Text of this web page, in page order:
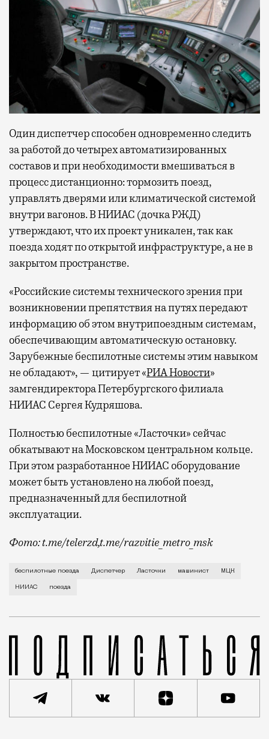
Современный путешественник часто берет
с собой не только чемодан, но и ноутбук.
А ожидание рейса все чаще превращается
не в потерянное время, а в возможность
спокойно закончить дела или спланировать
активности в путешествии, например
забронировать нужные билеты и рестораны.
Бизнес-зал становится местом, где можно
провести переговоры, поработать или просто
выпить кофе, наблюдая сквозь панорамные
окна за тем, как взлетают и садятся
самолеты. В Москве нет недостатка
несколько — в разных зонах воздушных
гаваней. На некоторых вокзалах — тоже.
Лаунжи доступны на Ленинградском,
Павелецком, Казанском, Ярославском
и Курском вокзалах.Попасть в бизнес-залы
могут держатели карт Mir Supreme. Причем
не только в столице. Всего доступно более
1000 бизнес-залов по всему миру.
Один диспетчер способен одновременно следить
за работой до четырех автоматизированных
составов и при необходимости вмешиваться в
процесс дистанционно: тормозить поезд,
управлять дверями или климатической системой
внутри вагонов. В НИИАС (дочка РЖД)
утверждают, что их проект уникален, так как
поезда ходят по открытой инфраструктуре, а не в
закрытом пространстве.
«Российские системы технического зрения при
возникновении препятствия на путях передают
информацию об этом внутрипоездным системам,
обеспечивающим автоматическую остановку.
Зарубежные беспилотные системы этим навыком
не обладают», — цитирует «РИА Новости»
замгендиректора Петербургского филиала
НИИАС Сергея Кудряшова.
Полностью беспилотные «Ласточки» сейчас
обкатывают на Московском центральном кольце.
При этом разработанное НИИАС оборудование
может быть установлено на любой поезд,
предназначенный для беспилотной
эксплуатации.
Фото: t.me/telerzd,t.me/razvitie_metro_msk
Новые поезда работают на четвертом уровне
беспилотные поезда Диспетчер Ласточки машинист МЦК
НИИАС поезда